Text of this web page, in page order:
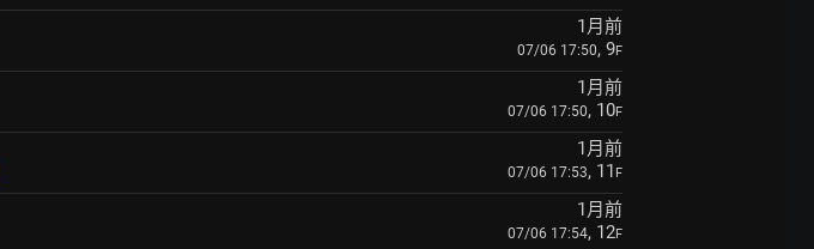
1月前
07/06 17:50, 9F
1月前
07/06 17:50, 10F
1月前
07/06 17:53, 11 F
1月前
07/06 17:54, 12F